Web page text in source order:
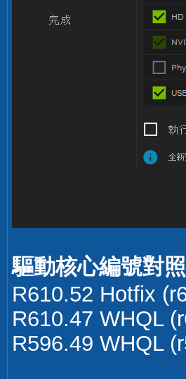
驅動核心編號對
R610.52 Hotfix
R610.47 WHQL
R596.49 WHQL